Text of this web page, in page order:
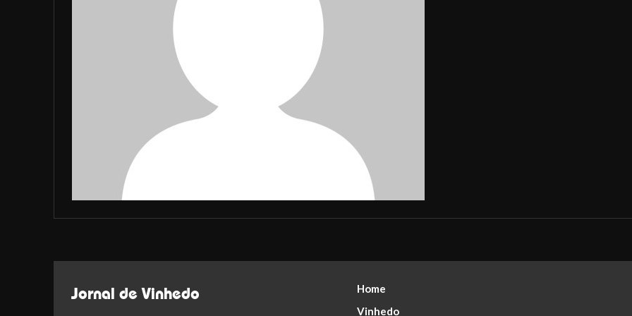
Jornal de Vinhedo
Home
Vinhedo